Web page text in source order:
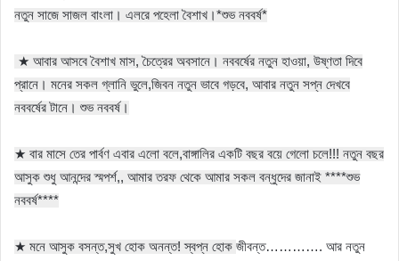
নতুন সাজে সাজল বাংলা। এলরে পহেলা বৈশাখ।*শুভ নববর্ষ*
★ আবার আসবে বৈশাখ মাস, চৈত্রের অবসানে। নববর্ষের নতুন হাওয়া, উষ্ণতা দিবে
প্রানে। মনের সকল গ্লানি ভুলে,জিবন নতুন ভাবে গড়বে, আবার নতুন সপ্ন দেখবে
নববর্ষের টানে। শুভ নববর্ষ।
★ বার মাসে তের পার্বণ এবার এলো বলে,বাঙ্গালির একটি বছর বয়ে গেলো চলে!!! নতুন বছর
আসুক শুধু আনন্দের স্মপর্শ,, আমার তরফ থেকে আমার সকল বন্ধুদের জানাই ****শুভ
নববর্ষ****
★ মনে আসুক বসন্ত,সুখ হোক অনন্ত! স্বপ্ন হোক জীবন্ত…………. আর নতুন